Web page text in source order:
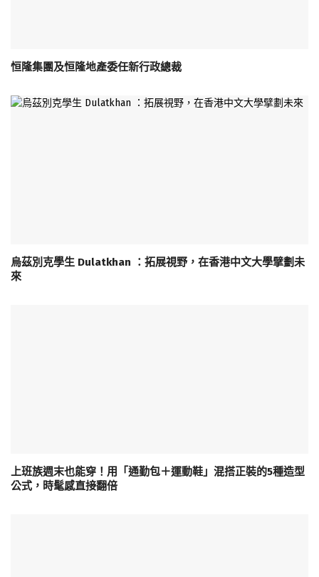
恒隆集團及恒隆地產委任新行政總裁
烏茲別克學生 Dulatkhan ：拓展視野，在香港中文大學擘劃未
來
上班族週末也能穿！用「通勤包＋運動鞋」混搭正裝的5種造型
公式，時髦感直接翻倍